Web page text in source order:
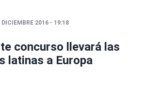
DICIEMBRE 2016 - 19:18
concurso llevará las
latinas a Europa